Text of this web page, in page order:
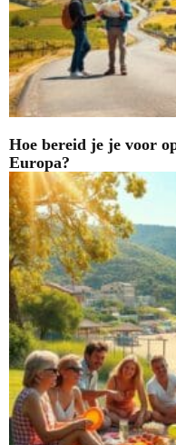
Hoe bereid je je voor
Europa?